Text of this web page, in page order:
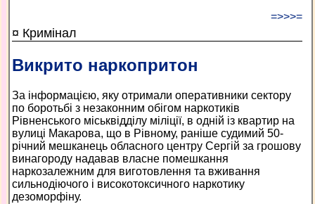
=>>>=
¤ Кримінал
Викрито наркопритон
За інформацією, яку отримали оперативники сектору
по боротьбі з незаконним обігом наркотиків
Рівненського міськвідділу міліції, в одній із квартир на
вулиці Макарова, що в Рівному, раніше судимий 50-
річний мешканець обласного центру Сергій за грошову
винагороду надавав власне помешкання
наркозалежним для виготовлення та вживання
сильнодіючого і високотоксичного наркотику
дезоморфіну.